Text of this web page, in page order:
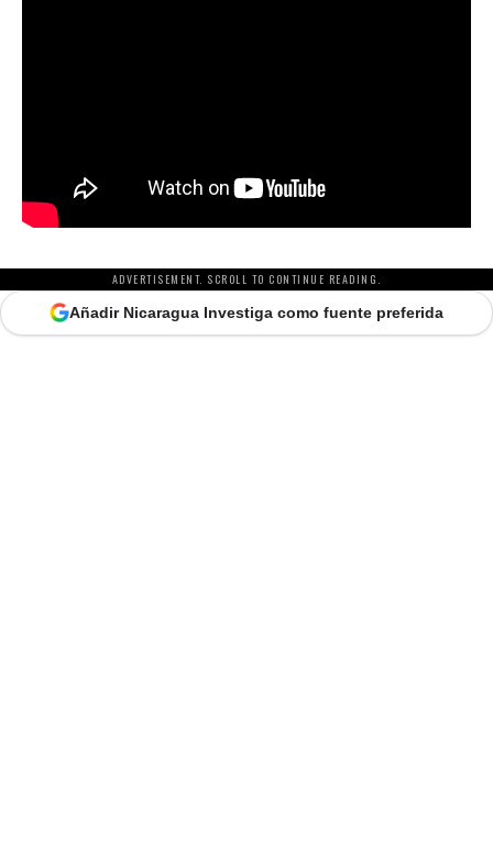
ADVERTISEMENT. SCROLL TO CONTINUE READING.
Añadir Nicaragua Investiga como fuente preferida